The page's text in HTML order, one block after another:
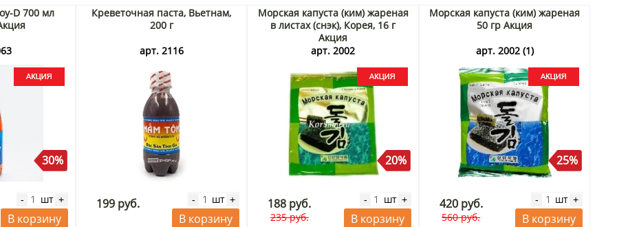
D 700 мл
30%
- шт +
В корзину
Креветочная паста, Вьетнам,
200 г
арт. 2116
199 руб. - шт +
В корзину
Морская капуста (ким) жареная
в листах (снэк), Корея, 16 г
Акция
арт. 2002
20%
188 руб.
235 руб.
- шт +
В корзину
Морская капуста (ким) жареная
50 гр Акция
арт. 2002 (1)
25%
420 руб.
560 руб.
- шт +
В корзину